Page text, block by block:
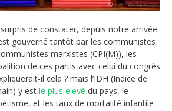
de constater, depuis notre arrivée
gouverné tantôt par les communistes
marxistes (CPI(M)), les
de ces partis avec celui du congrès
il cela ? mais l’IDH (Indice de
y est le plus elevé du pays, le
et les taux de mortalité infantile